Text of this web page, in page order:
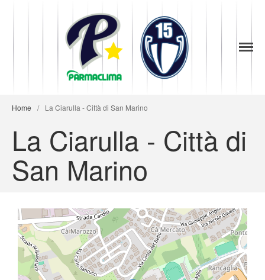
News
Organigramma
Storia
Palmares
Squadra
Partners
Contatti
Biglietteria
Lo Stadio
Home / La Ciarulla - Città di San Marino
La Ciarulla - Città di
San Marino